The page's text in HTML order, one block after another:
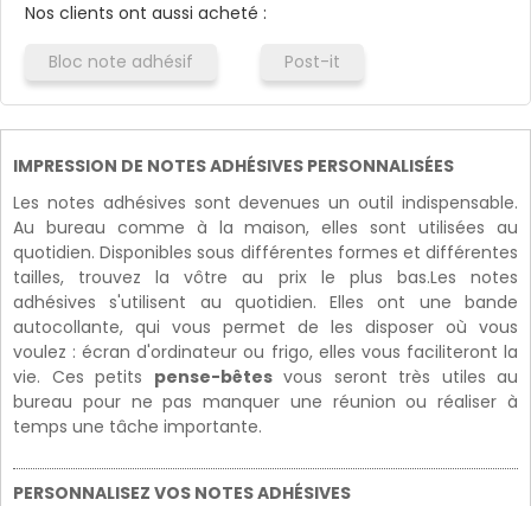
Nos clients ont aussi acheté :
Bloc note adhésif Post-it
IMPRESSION DE NOTES ADHÉSIVES PERSONNALISÉES
Les notes adhésives sont devenues un outil indispensable.
Au bureau comme à la maison, elles sont utilisées au
quotidien. Disponibles sous différentes formes et différentes
tailles, trouvez la vôtre au prix le plus bas.Les notes
adhésives s'utilisent au quotidien. Elles ont une bande
autocollante, qui vous permet de les disposer où vous
voulez : écran d'ordinateur ou frigo, elles vous faciliteront la
vie. Ces petits pense-bêtesvous seront très utiles au
bureau pour ne pas manquer une réunion ou réaliser à
temps une tâche importante.
PERSONNALISEZ VOS NOTES ADHÉSIVES